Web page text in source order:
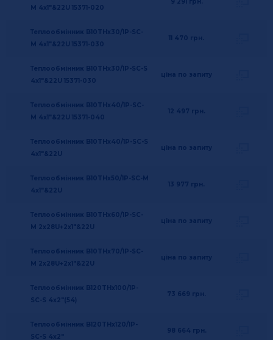
M 4x1"&22U 15371-020
Теплообмінник B10THx30/1P-SC-
M 4x1"&22U 15371-030
11 470 грн.
Теплообмінник B10THx30/1P-SC-S
4x1"&22U 15371-030
ціна по запиту
Теплообмінник B10THx40/1P-SC-
M 4x1"&22U 15371-040
12 497 грн.
Теплообмінник B10THx40/1P-SC-S
4x1"&22U
ціна по запиту
Теплообмінник B10THx50/1P-SC-M
4x1"&22U
13 977 грн.
Теплообмінник B10THx60/1P-SC-
M 2x28U+2x1"&22U
ціна по запиту
Теплообмінник B10THx70/1P-SC-
M 2x28U+2x1"&22U
ціна по запиту
Теплообмінник B120THx100/1P-
SC-S 4x2"(54)
73 669 грн.
Теплообмінник B120THx120/1P-
SC-S 4x2"
98 664 грн.